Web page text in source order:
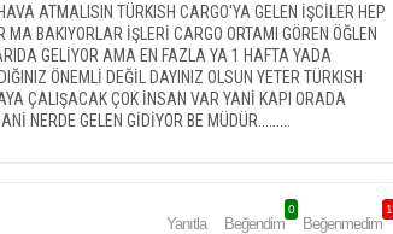
ATMALISIN TÜRKISH CARGO'YA GELEN İŞCİLER HEP
BAKIYORLAR İŞLERİ CARGO ORTAMI GÖREN ÖĞLEN
GELİYOR AMA EN FAZLA YA 1 HAFTA YADA
ÖNEMLİ DEĞİL DAYINIZ OLSUN YETER TÜRKISH
ÇALIŞACAK ÇOK İNSAN VAR YANİ KAPI ORADA
NERDE GELEN GİDİYOR BE MÜDÜR.........
Yanıtla Beğendim
0
Beğenmedim
1